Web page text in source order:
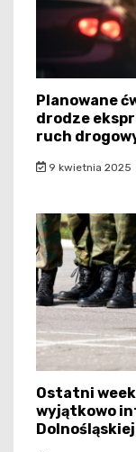
Planowane
drodze
ruch
9 kwietnia 2025
Ostatni
wyjątkowo